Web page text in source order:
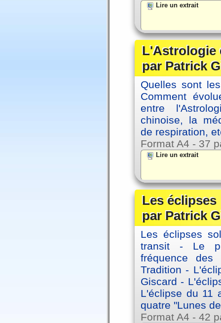
Lire un extrait
L'Astrologie
par Patrick
Quelles sont
Comment
entre
chinoise, la
de respiration,
Format A4 - 37
Lire un extrait
Les éclipses
par Patrick
Les éclipses
transit - Le
fréquence
Tradition -
Giscard -
L'éclipse du 11
quatre "Lunes
Format A4 - 42